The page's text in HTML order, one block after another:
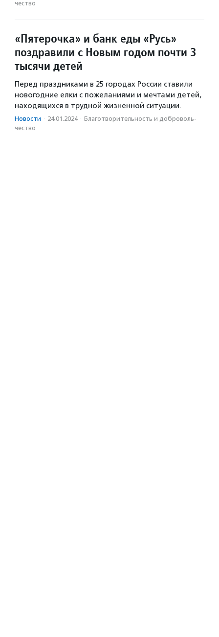
чест­во
«Пятерочка» и банк еды «Русь»
поздравили с Новым годом почти 3
тысячи детей
Перед праздниками в 25 городах России ставили
новогодние елки с пожеланиями и мечтами детей,
находящихся в трудной жизненной ситуации.
Новости · 24.01.2024 · Благотвори­тель­ность и доброволь­
чест­во